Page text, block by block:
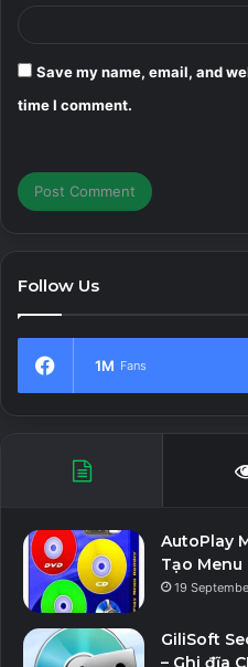
Save my name, email, and
time I comment.
Follow Us
1M Fans
AutoPlay
Tạo
19
GiliSoft
– Ghi đĩa